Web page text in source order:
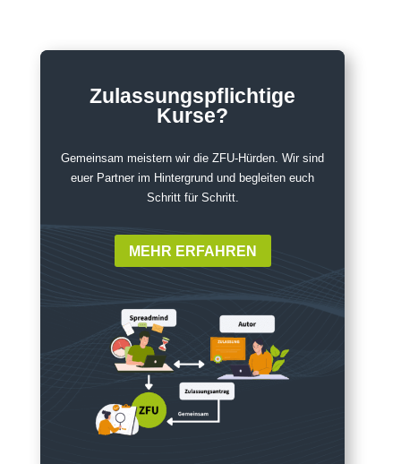
Zulassungspflichtige
Kurse?
Gemeinsam meistern wir die ZFU-Hürden. Wir sind
euer Partner im Hintergrund und begleiten euch
Schritt für Schritt.
MEHR ERFAHREN